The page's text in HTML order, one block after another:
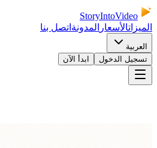
StoryIntoVideo
الميزاتالأسعار المدونة اتصل بنا
العربية
تسجيل الدخول
ابدأ الآن